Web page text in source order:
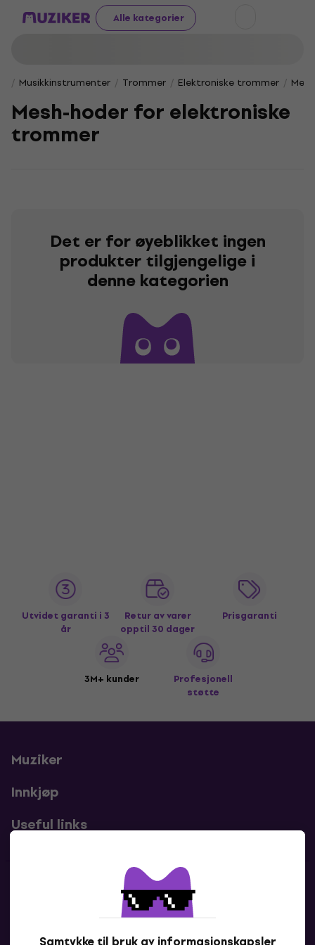
Alle kategorier
Musikkinstrumenter Trommer Elektroniske trommer
Mesh-hoder for elektroniske
trommer
Det er for øyeblikket ingen
produkter tilgjengelige i
denne kategorien
Utvidet garanti i 3
år
Retur av varer
opptil 30 dager
Prisgaranti
3M+ kunder
Profesjonell
støtte
Muziker
Innkjøp
Useful links
Kontakter
Kontakt oss